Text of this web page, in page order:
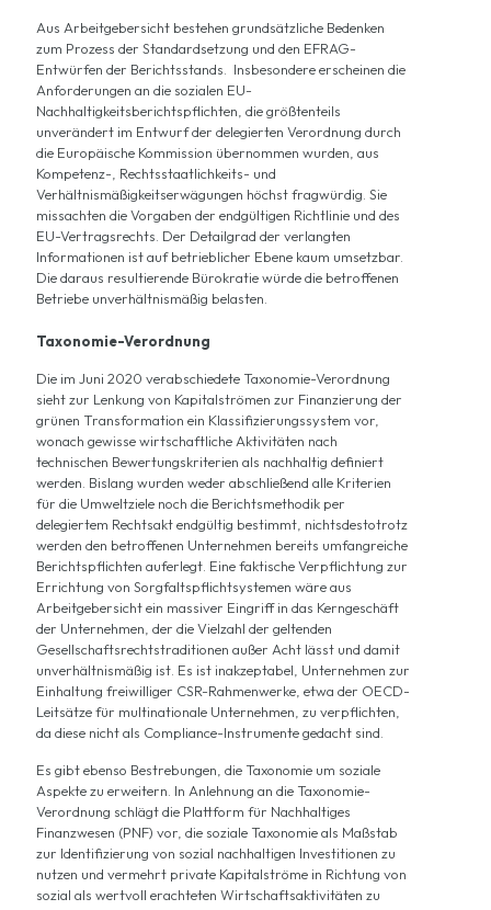
Aus Arbeitgebersicht bestehen grundsätzliche Bedenken
zum Prozess der Standardsetzung und den EFRAG-
Entwürfen der Berichtsstands. Insbesondere erscheinen die
Anforderungen an die sozialen EU-
Nachhaltigkeitsberichtspflichten, die größtenteils
unverändert im Entwurf der delegierten Verordnung durch
die Europäische Kommission übernommen wurden, aus
Kompetenz-, Rechtsstaatlichkeits- und
Verhältnismäßigkeitserwägungen höchst fragwürdig. Sie
missachten die Vorgaben der endgültigen Richtlinie und des
EU-Vertragsrechts. Der Detailgrad der verlangten
Informationen ist auf betrieblicher Ebene kaum umsetzbar.
Die daraus resultierende Bürokratie würde die betroffenen
Betriebe unverhältnismäßig belasten.
Taxonomie-Verordnung
Die im Juni 2020 verabschiedete Taxonomie-Verordnung
sieht zur Lenkung von Kapitalströmen zur Finanzierung der
grünen Transformation ein Klassifizierungssystem vor,
wonach gewisse wirtschaftliche Aktivitäten nach
technischen Bewertungskriterien als nachhaltig definiert
werden. Bislang wurden weder abschließend alle Kriterien
für die Umweltziele noch die Berichtsmethodik per
delegiertem Rechtsakt endgültig bestimmt, nichtsdestotrotz
werden den betroffenen Unternehmen bereits umfangreiche
Berichtspflichten auferlegt. Eine faktische Verpflichtung zur
Errichtung von Sorgfaltspflichtsystemen wäre aus
Arbeitgebersicht ein massiver Eingriff in das Kerngeschäft
der Unternehmen, der die Vielzahl der geltenden
Gesellschaftsrechtstraditionen außer Acht lässt und damit
unverhältnismäßig ist. Es ist inakzeptabel, Unternehmen zur
Einhaltung freiwilliger CSR-Rahmenwerke, etwa der OECD-
Leitsätze für multinationale Unternehmen, zu verpflichten,
da diese nicht als Compliance-Instrumente gedacht sind.
Es gibt ebenso Bestrebungen, die Taxonomie um soziale
Aspekte zu erweitern. In Anlehnung an die Taxonomie-
Verordnung schlägt die Plattform für Nachhaltiges
Finanzwesen (PNF) vor, die soziale Taxonomie als Maßstab
zur Identifizierung von sozial nachhaltigen Investitionen zu
nutzen und vermehrt private Kapitalströme in Richtung von
sozial als wertvoll erachteten Wirtschaftsaktivitäten zu